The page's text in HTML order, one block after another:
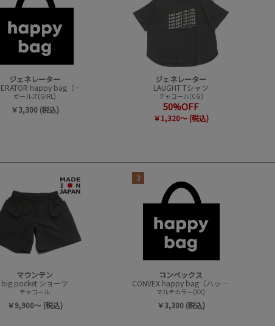
ジェネレーター
GENERATOR happy bag（ハッピーバック）
ガールズ(GIRL)
￥3,300 (税込)
ジェネレーター
LAUGHT Tシャツ
チャコール(CG)
50%OFF
￥1,320～ (税込)
マウンテン
big pocket ショーツ
チャコール
￥9,900～ (税込)
3
コンベックス
CONVEX happy bag（ハッピーバック）
マルチカラー(XX)
￥3,300 (税込)